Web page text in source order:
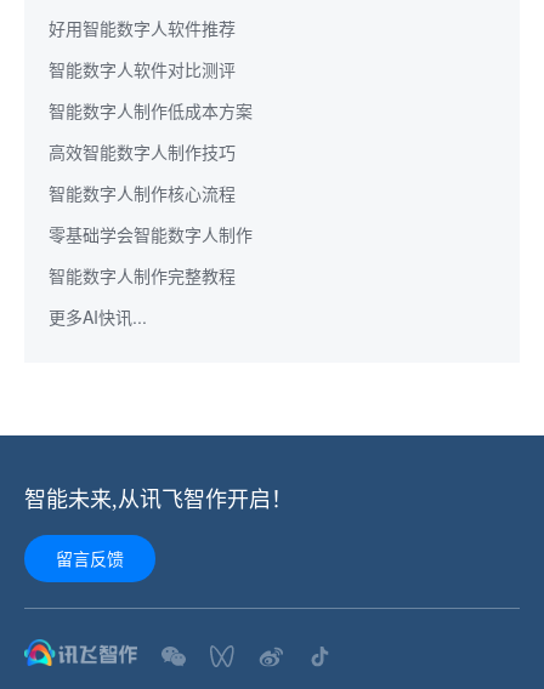
好用智能数字人软件推荐
智能数字人软件对比测评
智能数字人制作低成本方案
高效智能数字人制作技巧
智能数字人制作核心流程
零基础学会智能数字人制作
智能数字人制作完整教程
更多AI快讯...
智能未来,从讯飞智作开启！
留言反馈